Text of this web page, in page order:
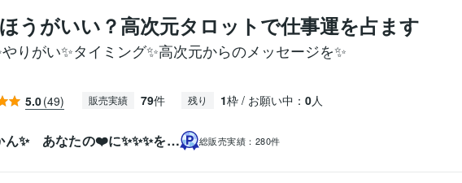
うがいい？高次元タロットで仕事運を占ます
りがい✨タイミング✨高次元からのメッセージを✨
5.0(49) 販売実績 79件 残り 1枠 / お願い中： 0人
ん✨ あなたの❤️に✨✨✨を… 総販売実績： 280件